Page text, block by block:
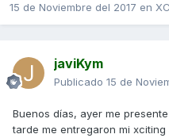
15 de Noviembre del 2017 en
javiKym
Publicado 15 de
Buenos días, ayer me
tarde me entregaron mi